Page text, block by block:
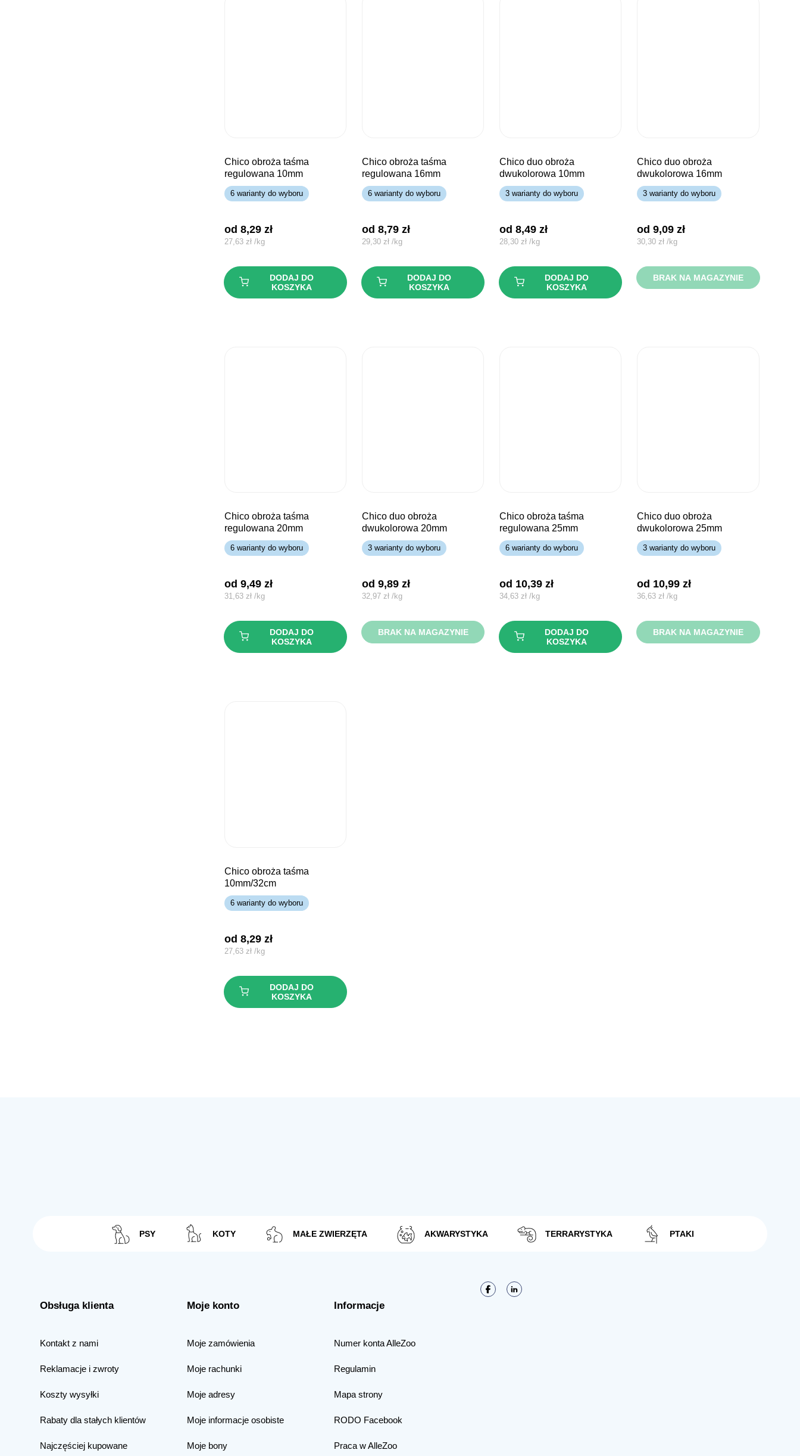
chico obroża taśma
regulowana 10mm
6 warianty do wyboru
od 8,29 zł
27,63 zł /kg
DODAJ DO
KOSZYKA
chico obroża taśma
regulowana 16mm
6 warianty do wyboru
od 8,79 zł
29,30 zł /kg
DODAJ DO
KOSZYKA
chico duo obroża
dwukolorowa 10mm
3 warianty do wyboru
od 8,49zł
28,30 zł /kg
DODAJ DO
KOSZYKA
chico duo obroża
dwukolorowa 16mm
3 warianty do wyboru
od 9,09zł
30,30 zł /kg
BRAK NA MAGAZYNIE
chico obroża taśma
regulowana 20mm
6 warianty do wyboru
od 9,49 zł
31,63 zł /kg
DODAJ DO
KOSZYKA
chico duo obroża
dwukolorowa 20mm
3 warianty do wyboru
od 9,89 zł
32,97 zł /kg
BRAK NA MAGAZYNIE
chico obroża taśma
regulowana 25mm
6 warianty do wyboru
od 10,39zł
34,63zł /kg
DODAJ DO
KOSZYKA
chico duo obroża
dwukolorowa 25mm
3 warianty do wyboru
od 10,99zł
36,63zł /kg
BRAK NA MAGAZYNIE
chico obroża taśma
10mm/32cm
6 warianty do wyboru
od 8,29 zł
27,63 zł /kg
DODAJ DO
KOSZYKA
PSY KOTY MAŁE ZWIERZĘTA AKWARYSTYKA TERRARYSTYKA PTAKI
Obsługa klienta
Kontakt z nami
Reklamacje i zwroty
Koszty wysyłki
Rabaty dla stałych klientów
Najczęściej kupowane
Moje konto
Moje zamówienia
Moje rachunki
Moje adresy
Moje informacje osobiste
Moje bony
Informacje
Numer konta AlleZoo
Regulamin
Mapa strony
RODO Facebook
Praca w AlleZoo